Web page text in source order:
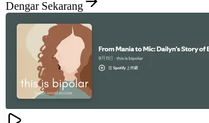
Dengar Sekarang